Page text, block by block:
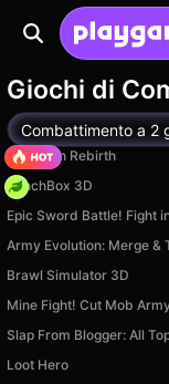
Giochi di
Combattimento a 2
Stickman Rebirth
PunchBox 3D
Army Evolution: Merge &
Brawl Simulator 3D
Mine Fight! Cut Mob
Loot Hero